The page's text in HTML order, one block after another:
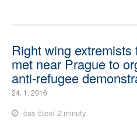
Right wing
met near Prague to
anti-refugee
24. 1. 2016
čas čtení 2 minuty